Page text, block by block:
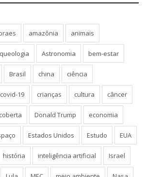
amazônia animais
Astronomia bem-estar
Brasil china ciência
covid-19 crianças cultura câncer
Donald Trump economia
Estados Unidos Estudo EUA
história inteligência artificial Israel